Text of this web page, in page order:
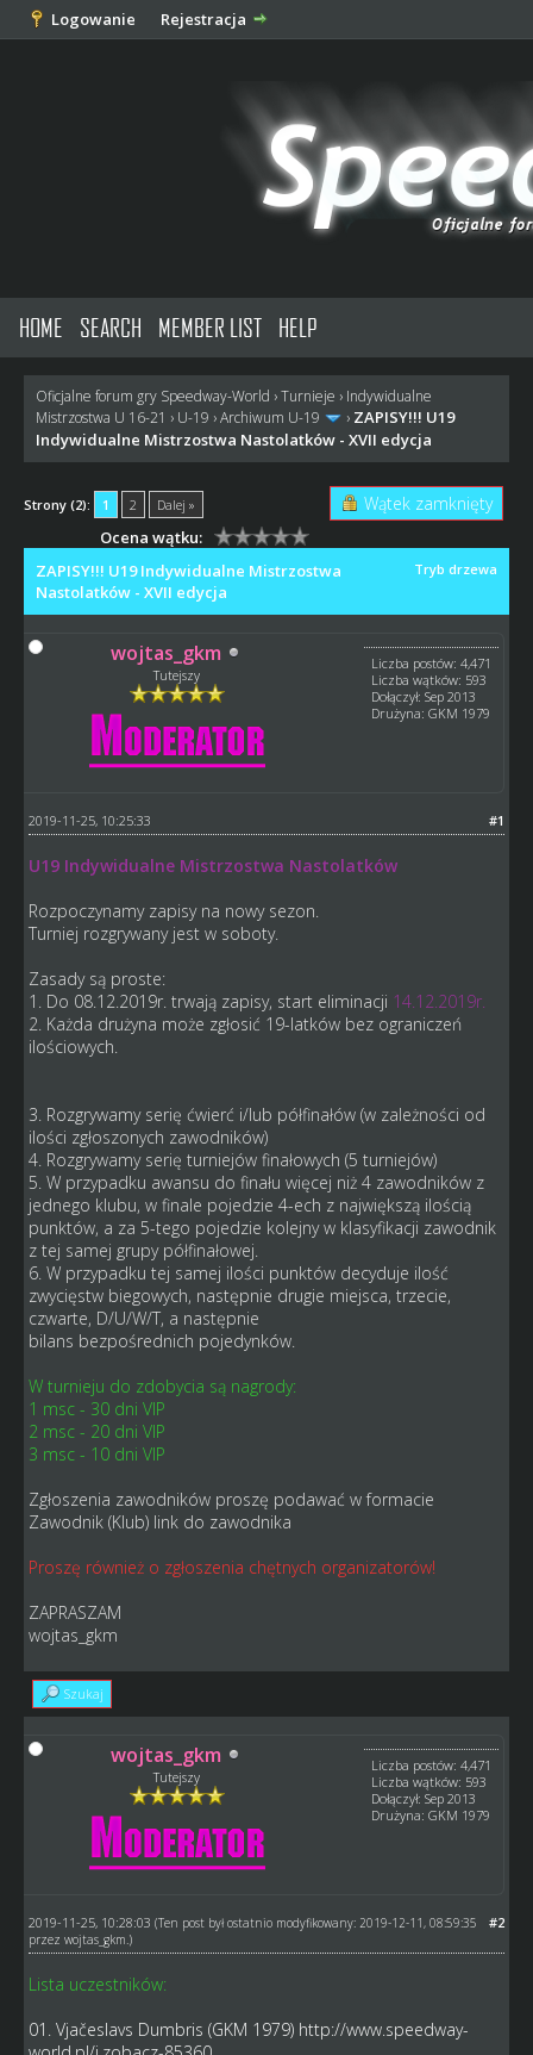
Logowanie Rejestracja
HOME SEARCH MEMBER LIST HELP
Oficjalne forum gry Speedway-World ›Turnieje › Indywidualne
Mistrzostwa U 16-21 › U-19 ›Archiwum U-19 › ZAPISY!!! U19
Indywidualne Mistrzostwa Nastolatków - XVII edycja
Strony (2): 1 2 Dalej » Wątek zamknięty
Ocena wątku:
Tryb drzewa
ZAPISY!!! U19 Indywidualne Mistrzostwa
Nastolatków - XVII edycja
wojtas_gkm
Tutejszy
Liczba postów: 4,471
Liczba wątków: 593
Dołączył: Sep 2013
Drużyna: GKM 1979
#1
2019-11-25, 10:25:33
U19 Indywidualne Mistrzostwa Nastolatków
Rozpoczynamy zapisy na nowy sezon.
Turniej rozgrywany jest w soboty.
Zasady są proste:
1. Do 08.12.2019r. trwają zapisy, start eliminacji 14.12.2019r.
2. Każda drużyna może zgłosić 19-latków bez ograniczeń
ilościowych.
3. Rozgrywamy serię ćwierć i/lub półfinałów (w zależności od
ilości zgłoszonych zawodników)
4. Rozgrywamy serię turniejów finałowych (5 turniejów)
5. W przypadku awansu do finału więcej niż 4 zawodników z
jednego klubu, w finale pojedzie 4-ech z największą ilością
punktów, a za 5-tego pojedzie kolejny w klasyfikacji zawodnik
z tej samej grupy półfinałowej.
6. W przypadku tej samej ilości punktów decyduje ilość
zwycięstw biegowych, następnie drugie miejsca, trzecie,
czwarte, D/U/W/T, a następnie
bilans bezpośrednich pojedynków.
W turnieju do zdobycia są nagrody:
1 msc - 30 dni VIP
2 msc - 20 dni VIP
3 msc - 10 dni VIP
Zgłoszenia zawodników proszę podawać w formacie
Zawodnik (Klub) link do zawodnika
Proszę również o zgłoszenia chętnych organizatorów!
ZAPRASZAM
wojtas_gkm
Szukaj
wojtas_gkm
Tutejszy
Liczba postów: 4,471
Liczba wątków: 593
Dołączył: Sep 2013
Drużyna: GKM 1979
#2
2019-11-25, 10:28:03 (Ten post był ostatnio modyfikowany: 2019-12-11, 08:59:35
przez wojtas_gkm .)
Lista uczestników:
01. Vjačeslavs Dumbris (GKM 1979) http://www.speedway-